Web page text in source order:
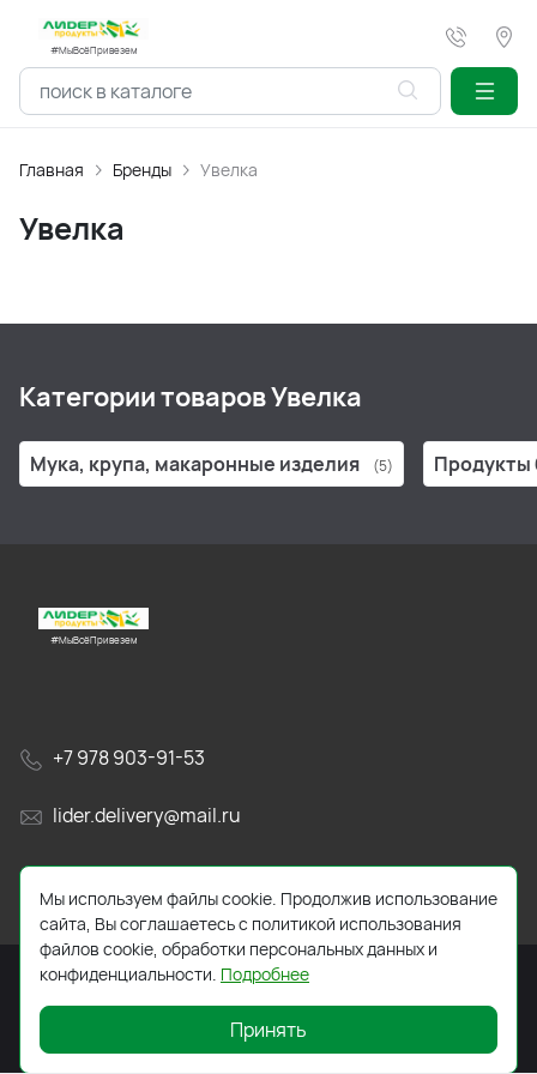
#МыВсёПривезем
Главная Бренды Увелка
Увелка
Категории товаров Увелка
Мука, крупа, макаронные изделия (5) Продукты
#МыВсёПривезем
+7 978 903-91-53
lider.delivery@mail.ru
просп. Генерала Острякова, 65А
2026 © Все права защищены. Работает наReadyScript
Мы используем файлы cookie. Продолжив использование
сайта, Вы соглашаетесь с политикой использования
файлов cookie, обработки персональных данных и
конфиденциальности. Подробнее
Принять